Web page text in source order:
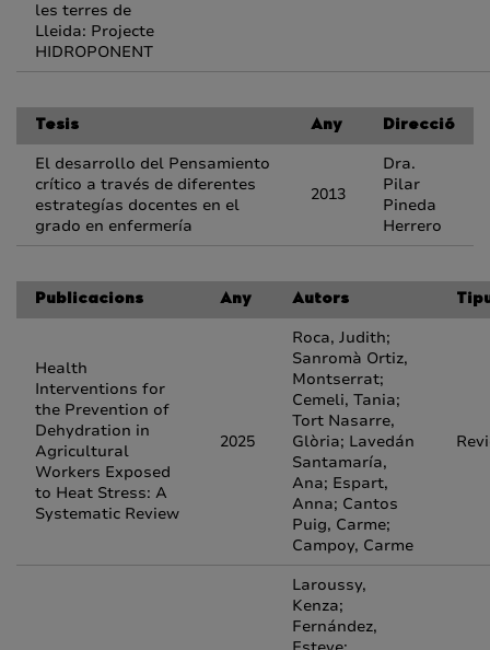
les terres de
Lleida: Projecte
HIDROPONENT
Tesis Any Direcció
El desarrollo del Pensamiento
crítico a través de diferentes
estrategías docentes en el
grado en enfermería
2013
Dra.
Pilar
Pineda
Herrero
Publicacions Any Autors
Health
Interventions for
the Prevention of
Dehydration in
Agricultural
Workers Exposed
to Heat Stress: A
Systematic Review
2025
Roca, Judith;
Sanromà Ortiz,
Montserrat;
Cemeli, Tania;
Tort Nasarre,
Glòria; Lavedán
Santamaría,
Ana; Espart,
Anna; Cantos
Puig, Carme;
Campoy, Carme
Laroussy,
Kenza;
Fernández,